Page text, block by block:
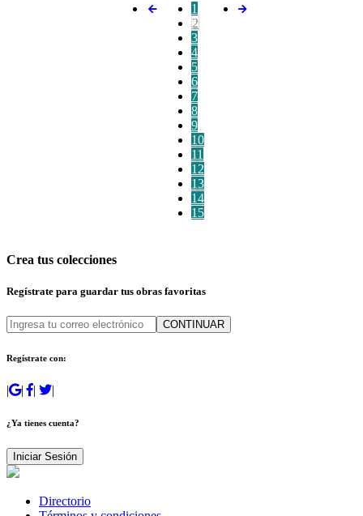
1
2
3
4
5
6
7
8
9
10
11
12
13
14
15
Crea tus colecciones
Regístrate para guardar tus obras favoritas
CONTINUAR
Regístrate con:
| | | |
¿Ya tienes cuenta?
Iniciar Sesión
Directorio